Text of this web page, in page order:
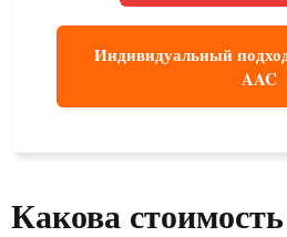
Индивидуальный
AAC
Какова